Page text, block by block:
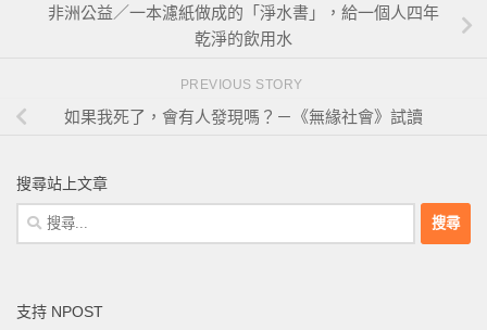
非洲公益／一本濾紙做成的「淨水書」，給一個人四年
乾淨的飲用水
PREVIOUS STORY
如果我死了，會有人發現嗎？－《無緣社會》試讀
搜尋站上文章
搜
尋
字:
支持 NPOST